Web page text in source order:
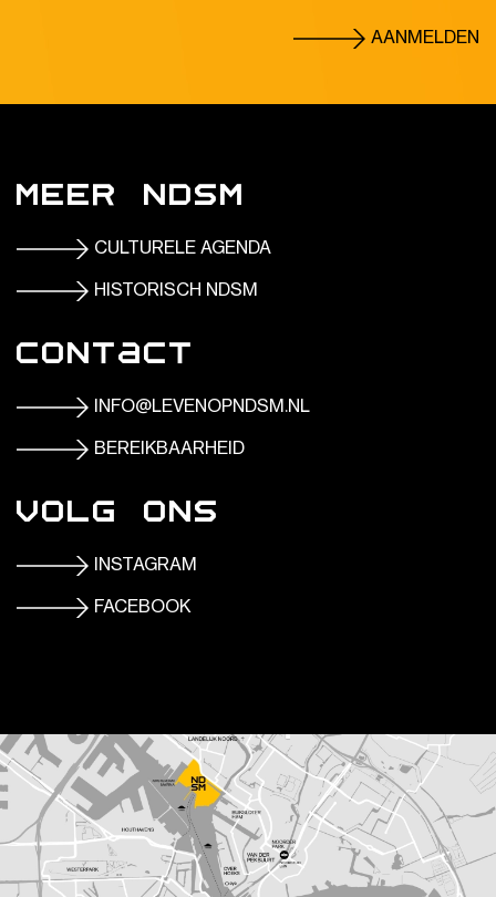
AANMELDEN
Meer NDSM
CULTURELE AGENDA
HISTORISCH NDSM
Contact
INFO@LEVENOPNDSM.NL
BEREIKBAARHEID
Volg ons
INSTAGRAM
FACEBOOK